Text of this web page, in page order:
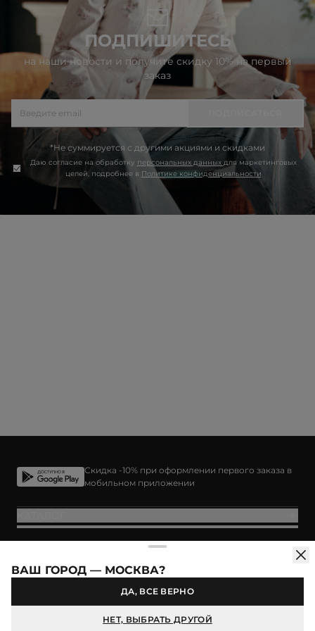
ПОДПИШИТЕСЬ
на наши новости и получите скидку 10% на первый
заказ
*Не суммируется с другими акциями и скидками
Даю согласие на обработку персональных данных для маркетинговых
целей, подробнее в Политике конфиденциальности
Продолжая использовать сайт idol.ru, вы соглашаетесь на
можно найти вПолитике конфиденциальности
ХОРОШО
Скидка -10% при оформлении первого заказа в
мобильном приложении
ПОКУПАТЕЛЯМ
© IDOL, 2026
ВАШ ГОРОД — МОСКВА?
ДА, ВСЕ ВЕРНО
НЕТ, ВЫБРАТЬ ДРУГОЙ